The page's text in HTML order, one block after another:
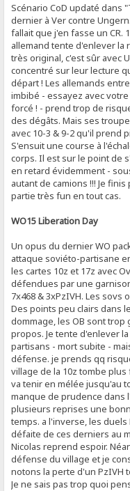
Scénario CoD updaté dans
dernier à Ver contre
fallait que j'en fasse un CR.
allemand tente d'enlever la
très original, c'est sûr avec
concentré sur leur lecture
départ ! Les allemands
imbibé - essayez avec
forcé ! - prend trop de
des dégâts. Mais ses
avec 10-3 & 9-2 qu'il prend
S'ensuit une course à
corps. Il est sur le point de
en retard évidemment -
autant de camions !!! Je
partie très fun en tout cas.
WO15 Liberation Day
Un opus du dernier WO
attaque soviéto-partisane
les cartes 10z et 17z avec
défendues par une
7x468 & 3xPzIVH. Les sovs
Des points peu clairs dans
dommage, les OB sont
propos. Je tente d'enlever
partisans - mort subite -
défense. je prends qq
village de la 10z tombe
va tenir en mélée jusqu'au
manque de prudence dans
plusieurs reprises une
temps. a l'inverse, les
défaite de ces derniers au
Nicolas reprend espoir.
défense du village et je
notons la perte d'un PzIVH
Je ne sais pas trop quoi